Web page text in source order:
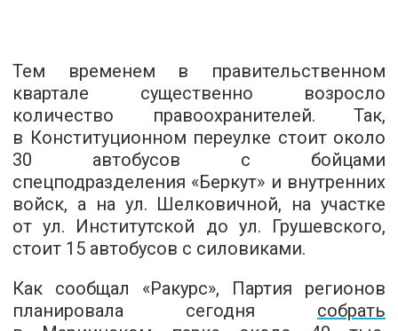
Тем временем в правительственном
квартале существенно возросло
количество правоохранителей. Так,
в Конституционном переулке стоит около
30 автобусов с бойцами
спецподразделения «Беркут» и внутренних
войск, а на ул. Шелковичной, на участке
от ул. Институтской до ул. Грушевского,
стоит 15 автобусов с силовиками.
Как сообщал «Ракурс», Партия регионов
планировала сегодня собрать